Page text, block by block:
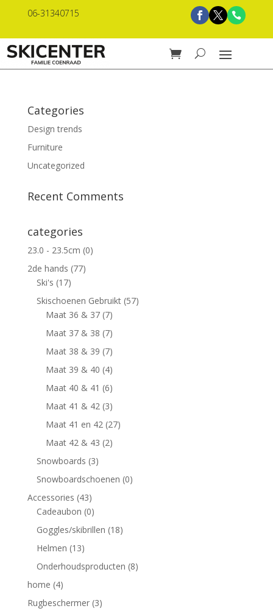
06-31340715
Categories
Design trends
Furniture
Uncategorized
Recent Comments
categories
23.0 - 23.5cm (0)
2de hands (77)
Ski's (17)
Skischoenen Gebruikt (57)
Maat 36 & 37 (7)
Maat 37 & 38 (7)
Maat 38 & 39 (7)
Maat 39 & 40 (4)
Maat 40 & 41 (6)
Maat 41 & 42 (3)
Maat 41 en 42 (27)
Maat 42 & 43 (2)
Snowboards (3)
Snowboardschoenen (0)
Accessories (43)
Cadeaubon (0)
Goggles/skibrillen (18)
Helmen (13)
Onderhoudsproducten (8)
home (4)
Rugbeschermer (3)